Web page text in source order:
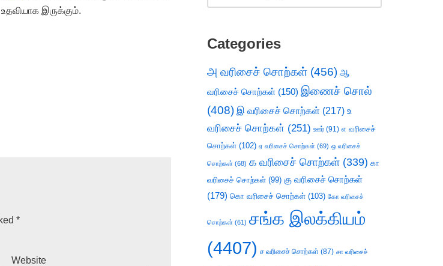
இருக்கும்.
*
Website
Categories
அ வரிசைச் சொற்கள் (456) ஆ
வரிசைச் சொற்கள் (150) இணைச் சொல்
(408) இ வரிசைச் சொற்கள் (217) உ
வரிசைச் சொற்கள் (251) ஊர் (91) எ வரிசைச்
சொற்கள் (102) ஏ வரிசைச் சொற்கள் (69) ஒ வரிசைச்
சொற்கள் (68) க வரிசைச் சொற்கள் (339) கா
வரிசைச் சொற்கள் (99) கு வரிசைச் சொற்கள்
(179) கொ வரிசைச் சொற்கள் (103) கோ வரிசைச்
சொற்கள் (61) சங்க இலக்கியம்
(4407) ச வரிசைச் சொற்கள் (87) சா வரிசைச்